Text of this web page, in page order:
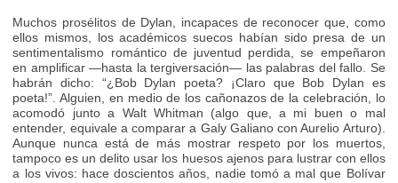
Muchos prosélitos de Dylan, incapaces de reconocer que, como
ellos mismos, los académicos suecos habían sido presa de un
sentimentalismo romántico de juventud perdida, se empeñaron
en amplificar —hasta la tergiversación— las palabras del fallo. Se
habrán dicho: “¿Bob Dylan poeta? ¡Claro que Bob Dylan es
poeta!”. Alguien, en medio de los cañonazos de la celebración, lo
acomodó junto a Walt Whitman (algo que, a mi buen o mal
entender, equivale a comparar a Galy Galiano con Aurelio Arturo).
Aunque nunca está de más mostrar respeto por los muertos,
tampoco es un delito usar los huesos ajenos para lustrar con ellos
a los vivos: hace doscientos años, nadie tomó a mal que Bolívar